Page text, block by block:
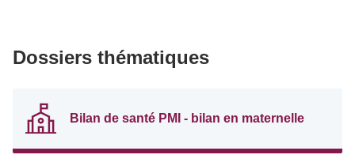
Dossiers thématiques
Bilan de santé PMI - bilan en maternelle